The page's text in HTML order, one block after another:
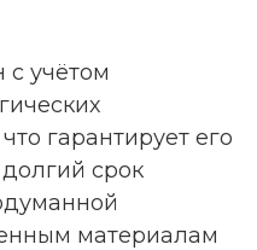
с учётом
гарантирует его
срок
материалам